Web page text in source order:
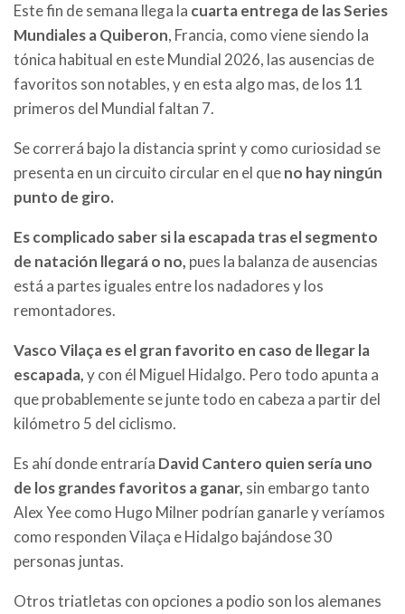
Este fin de semana llega la cuarta entrega de las Series
Mundiales a Quiberon, Francia, como viene siendo la
tónica habitual en este Mundial 2026, las ausencias de
favoritos son notables, y en esta algo mas, de los 11
primeros del Mundial faltan 7.
Se correrá bajo la distancia sprint y como curiosidad se
presenta en un circuito circular en el queno hay ningún
punto de giro.
Es complicado saber si la escapada tras el segmento
de natación llegará o no, pues la balanza de ausencias
está a partes iguales entre los nadadores y los
remontadores.
Vasco Vilaça es el gran favorito en caso de llegar la
escapada,y con él Miguel Hidalgo. Pero todo apunta a
que probablemente se junte todo en cabeza a partir del
kilómetro 5 del ciclismo.
Es ahí donde entraría David Cantero quien sería uno
de los grandes favoritos a ganar, sin embargo tanto
Alex Yee como Hugo Milner podrían ganarle y veríamos
como responden Vilaça e Hidalgo bajándose 30
personas juntas.
Otros triatletas con opciones a podio son los alemanes